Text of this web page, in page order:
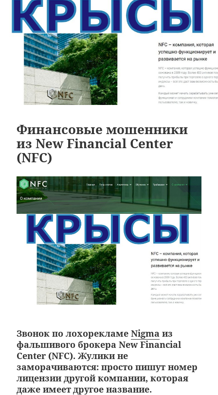
Финансовые мошенники
из New Financial Center
(NFC)
Звонок по лохорекламеNigma из
фальшивого брокера New Financial
Center (NFC). Жулики не
заморачиваются: просто пишут номер
лицензии другой компании, которая
даже имеетдругое название.